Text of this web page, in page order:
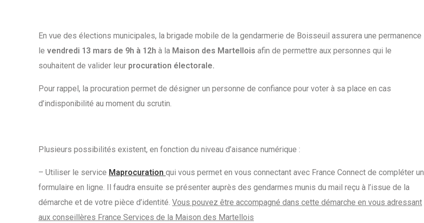
En vue des élections municipales, la brigade mobile de la gendarmerie de Boisseuil assurera une permanence
le vendredi 13 mars de 9h à 12h à la Maison des Martellois afin de permettre aux personnes qui le
souhaitent de valider leur procuration électorale.
Pour rappel, la procuration permet de désigner un personne de confiance pour voter à sa place en cas
d’indisponibilité au moment du scrutin.
Plusieurs possibilités existent, en fonction du niveau d’aisance numérique :
– Utiliser le service Maprocuration qui vous permet en vous connectant avec France Connect de compléter un
formulaire en ligne. Il faudra ensuite se présenter auprès des gendarmes munis du mail reçu à l’issue de la
démarche et de votre pièce d’identité. Vous pouvez être accompagné dans cette démarche en vous adressant
aux conseillères France Services de la Maison des Martellois